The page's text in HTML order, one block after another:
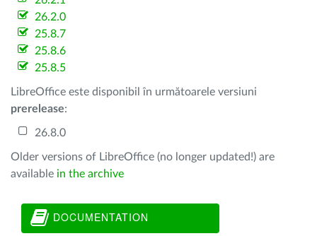
26.2.0
25.8.7
25.8.6
25.8.5
LibreOffice este disponibil în următoarele versiuni
prerelease:
26.8.0
Older versions of LibreOffice (no longer updated!) are
available in the archive
DOCUMENTATION